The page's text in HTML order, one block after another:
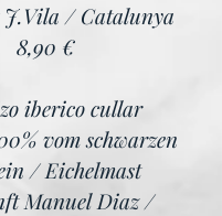
/ Catalunya
8,90 €
iberico cullar
vom schwarzen
/ Eichelmast
Manuel Diaz /